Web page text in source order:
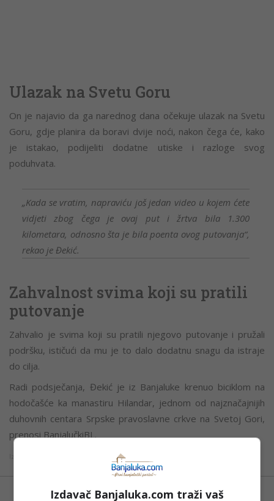
Ulazak na Svetu Goru
On je najavio da ga narednog dana očekuje ulazak na Svetu
Goru, gdje planira da boravi dvije noći, nakon čega će, kako
je istakao, podijeliti dodatne utiske i razloge svog
poduhvata.
„Kada se vratim, napraviću još jedan video u kojem ćete
vidjeti zbog čega je ovaj put i žrtva bila 1.300
kilometara, odnosno šta je bila poenta ovog putovanja“,
rekao je Đekić.
Zahvalnost svima koji su pratili
putovanje
Zahvalio je svima koji su pratili njegovo putovanje i pružali
podršku, ističući da mu je to dalo dodatnu snagu da istraje
do cilja.
Radi podsječanja, Đekić je iz Banjaluke krenuo biciklom na
hodočašće ka manastiru Hilandar, jednom od najznačajnijih
duhovnih centara Srpske pravoslavne crkve na Svetoj Gori,
prenosi BanjalučkiBL.
Možete nas pratiti i putem aplikacije za
Izdavač Banjaluka.com traži vaš